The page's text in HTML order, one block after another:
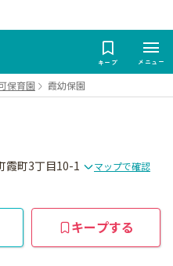
キープ メニュー
保育園 霞幼保園
霞町3丁目10-1 マップで確認
キープする